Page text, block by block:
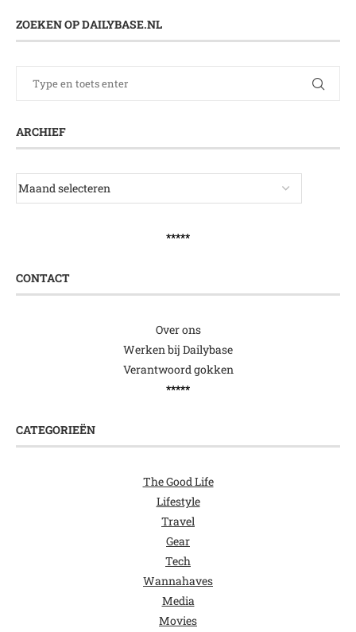
ZOEKEN OP DAILYBASE.NL
ARCHIEF
*****
CONTACT
Over ons
Werken bij Dailybase
Verantwoord gokken
*****
CATEGORIEËN
The Good Life
Lifestyle
Travel
Gear
Tech
Wannahaves
Media
Movies